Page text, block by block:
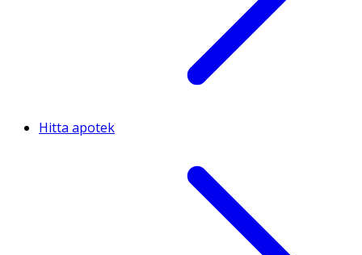
Hitta apotek